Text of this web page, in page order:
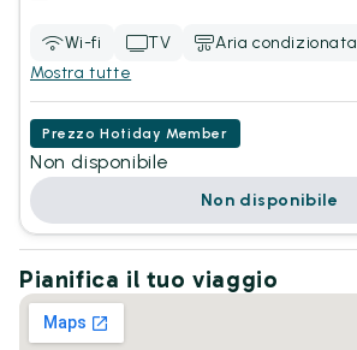
Wi-fi TV
Aria condizionata
Mostra tutte
Prezzo Hotiday Member
Non disponibile
Non disponibile
Pianifica il tuo viaggio